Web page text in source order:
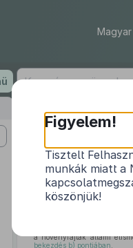
a növényfajták állami
bekezdés b) pontjában
Figyelem!
Tisztelt
munkák miatt a
köszönjük!